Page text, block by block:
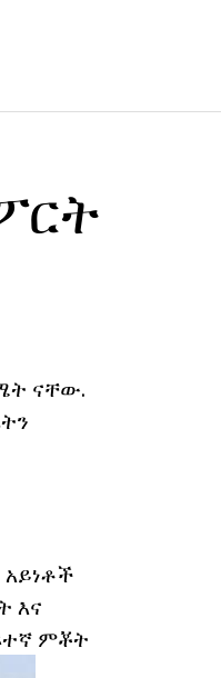
ናቸው.
እና
ምቾት